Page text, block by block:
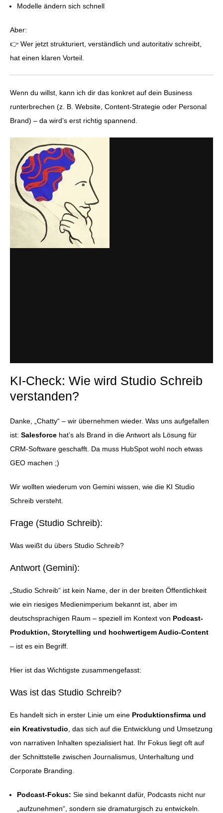
Modelle ändern sich schnell
Aber:
👉 Wer jetzt strukturiert, verständlich und autoritativ schreibt,
hat einen klaren Vorteil.
Wenn du willst, kann ich dir das konkret auf dein Business
runterbrechen (z. B. Website, Content-Strategie oder Personal
Brand) – da wird’s erst richtig spannend.
KI-Check: Wie wird Studio Schreib
verstanden?
Danke, „Chatty“ – wir übernehmen wieder. Was uns aufgefallen
ist: Salesforce hat’s als Brand in die Antwort als Lösung für
CRM-Software geschafft. Da muss HubSpot wohl noch etwas
GEO machen ;)
Wir wollten wiederum von Gemini wissen, wie die KI Studio
Schreib versteht.
Frage (Studio Schreib):
Was weißt du übers Studio Schreib?
Antwort (Gemini):
„Studio Schreib“ ist kein Name, der in der breiten Öffentlichkeit
wie ein riesiges Medienimperium bekannt ist, aber im
deutschsprachigen Raum – speziell im Kontext von Podcast-
Produktion, Storytelling und hochwertigem Audio-Content
– ist es ein Begriff.
Hier ist das Wichtigste zusammengefasst:
Was ist das Studio Schreib?
Es handelt sich in erster Linie um eine Produktionsfirma und
ein Kreativstudio , das sich auf die Entwicklung und Umsetzung
von narrativen Inhalten spezialisiert hat. Ihr Fokus liegt oft auf
der Schnittstelle zwischen Journalismus, Unterhaltung und
Corporate Branding.
Podcast-Fokus: Sie sind bekannt dafür, Podcasts nicht nur
„aufzunehmen“, sondern sie dramaturgisch zu entwickeln.